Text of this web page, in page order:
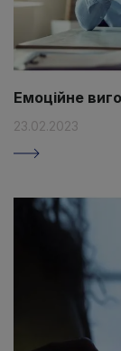
Емоційне
23.02.2023